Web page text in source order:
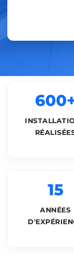
15
ANNÉES